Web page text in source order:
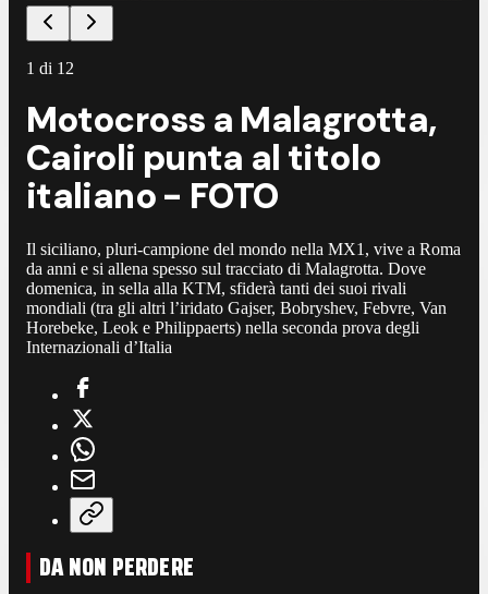
1 di 12
Motocross a Malagrotta,
Cairoli punta al titolo
italiano - FOTO
Il siciliano, pluri-campione del mondo nella MX1, vive a Roma
da anni e si allena spesso sul tracciato di Malagrotta. Dove
domenica, in sella alla KTM, sfiderà tanti dei suoi rivali
mondiali (tra gli altri l’iridato Gajser, Bobryshev, Febvre, Van
Horebeke, Leok e Philippaerts) nella seconda prova degli
Internazionali d’Italia
DA NON PERDERE